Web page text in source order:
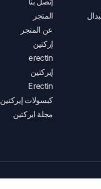
المتجر
عن المتجر
إركتين
erectin
إيركتين
Erectin
كبسولات إيركتين
مجلة ايركتين